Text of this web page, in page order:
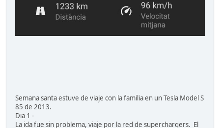
Semana santa estuve de viaje con la familia en un Tesla Model S
85 de 2013.
Dia 1 -
La ida fue sin problema, viaje por la red de superchargers. El